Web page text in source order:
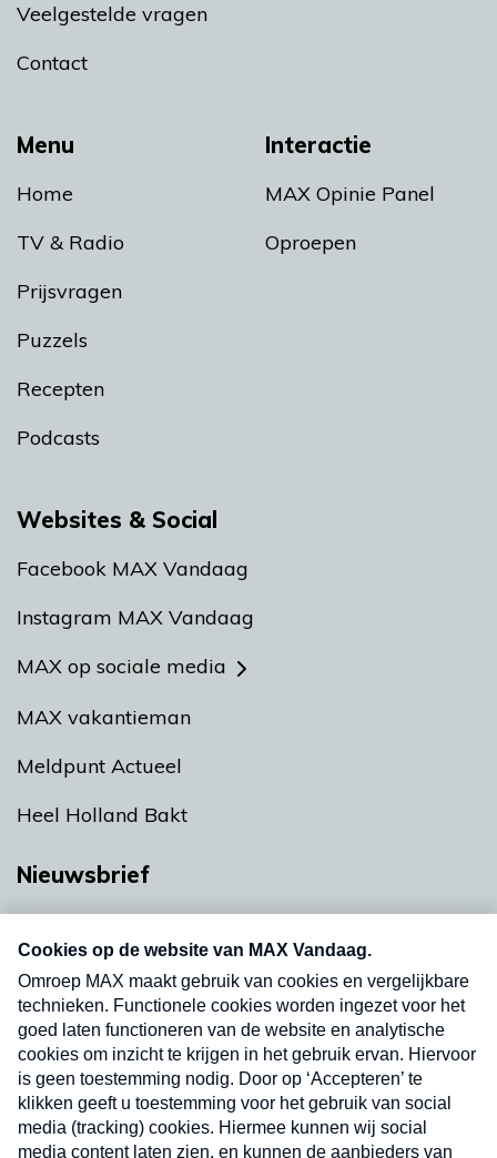
Menu
Home
TV & Radio
Prijsvragen
Puzzels
Recepten
Podcasts
Interactie
MAX Opinie Panel
Oproepen
Veelgestelde vragen
Contact
Websites & Social
Facebook MAX Vandaag
Instagram MAX Vandaag
MAX op sociale media
MAX vakantieman
Meldpunt Actueel
Heel Holland Bakt
Nieuwsbrief
nieuwsbrief. Elke vrijdag- en dinsdagochtend in
uw mailbox.
Verzend